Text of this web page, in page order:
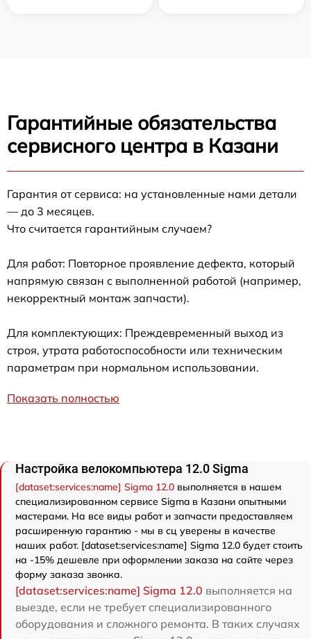
Гарантийные обязательства
сервисного центра в Казани
Гарантия от сервиса: на установленные нами детали
— до 3 месяцев.
Что считается гарантийным случаем?
Для работ: Повторное проявление дефекта, который
напрямую связан с выполненной работой (например,
некорректный монтаж запчасти).
Для комплектующих: Преждевременный выход из
строя, утрата работоспособности или техническим
параметрам при нормальном использовании.
Показать полностью
Настройка велокомпьютера 12.0 Sigma
[dataset:services:name] Sigma 12.0 выполняется в нашем
специализированном сервисе Sigma в Казани опытными
мастерами. На все виды работ и запчасти предоставляем
расширенную гарантию - мы в сц уверены в качестве
наших работ. [dataset:services:name] Sigma 12.0 будет стоить
на -15% дешевле при оформлении заказа на сайте через
форму заказа звонка.
[dataset:services:name] Sigma 12.0 выполняется на
выезде, если не требует специализированного
оборудования и сложного ремонта. В таких случаях